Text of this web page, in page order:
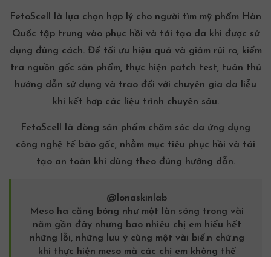
FetoScell là lựa chọn hợp lý cho người tìm mỹ phẩm Hàn
Quốc tập trung vào phục hồi và tái tạo da khi được sử
dụng đúng cách. Để tối ưu hiệu quả và giảm rủi ro, kiểm
tra nguồn gốc sản phẩm, thực hiện patch test, tuân thủ
hướng dẫn sử dụng và trao đổi với chuyên gia da liễu
khi kết hợp các liệu trình chuyên sâu.
FetoScell là dòng sản phẩm chăm sóc da ứng dụng
công nghệ tế bào gốc, nhằm mục tiêu phục hồi và tái
tạo an toàn khi dùng theo đúng hướng dẫn.
@lonaskinlab
Meso ha căng bóng như một làn sóng trong vài
năm gần đây nhưng bao nhiêu chị em hiểu hết
những lỗi, những lưu ý cùng một vài biế.n chứ.ng
khi thực hiện meso mà các chị em không thể